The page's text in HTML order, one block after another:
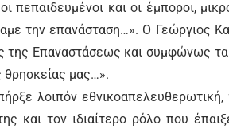
πεπαιδευμένοι και οι έμποροι,
την επανάσταση…». Ο Γεώργιος
της Επαναστάσεως και συμφώνως τα
θρησκείας μας…».
λοιπόν
και τον ιδιαίτερο ρόλο που